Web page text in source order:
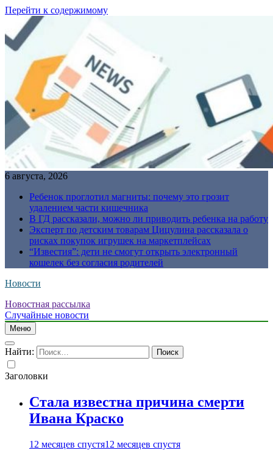
Перейти к содержимому
6 августа, 2026
Ребенок проглотил магниты: почему это грозит
удалением части кишечника
В ГД рассказали, можно ли приводить ребенка на работу
Эксперт по детским товарам Цицулина рассказала о
рисках покупок игрушек на маркетплейсах
“Известия”: дети не смогут открыть электронный
кошелек без согласия родителей
Новости
Новостная рассылка
Случайные новости
Меню
Найти:
Заголовки
Стала известна причина смерти
Ивана Краско
12 месяцев спустя12 месяцев спустя